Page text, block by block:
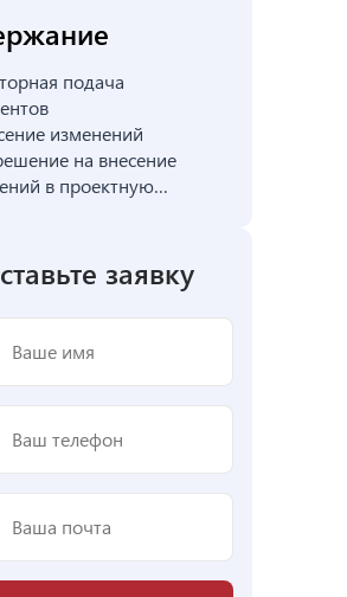
подача
изменений
на внесение
в проектную
заявку